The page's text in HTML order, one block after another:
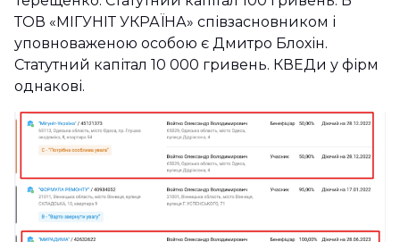
ТОВ «МІГУНІТ УКРАЇНА» співзасновником і
уповноваженою особою є Дмитро Блохін.
Статутний капітал 10 000 гривень. КВЕДи у фірм
однакові.